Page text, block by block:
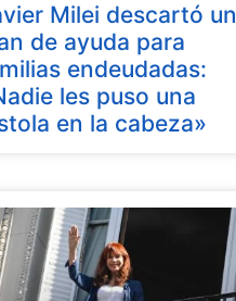
Milei descartó un
de ayuda para
endeudadas:
les puso una
en la cabeza»